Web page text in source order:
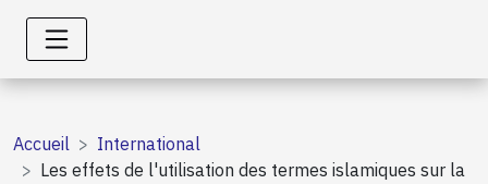
Accueil
International
Les effets de l'utilisation des termes islamiques sur la